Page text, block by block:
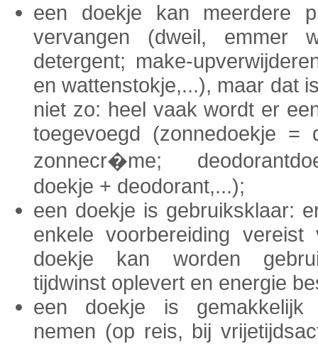
een doekje kan meerdere
vervangen (dweil, emmer
detergent; make-
en wattenstokje,...), maar dat
niet zo: heel vaak wordt er
toegevoegd (zonnedoekje =
zonnecr�me;
doekje + deodorant,...);
een doekje is gebruiksklaar:
enkele voorbereiding vereist
doekje kan worden
tijdwinst oplevert en energie
een doekje is
nemen (op reis, bij